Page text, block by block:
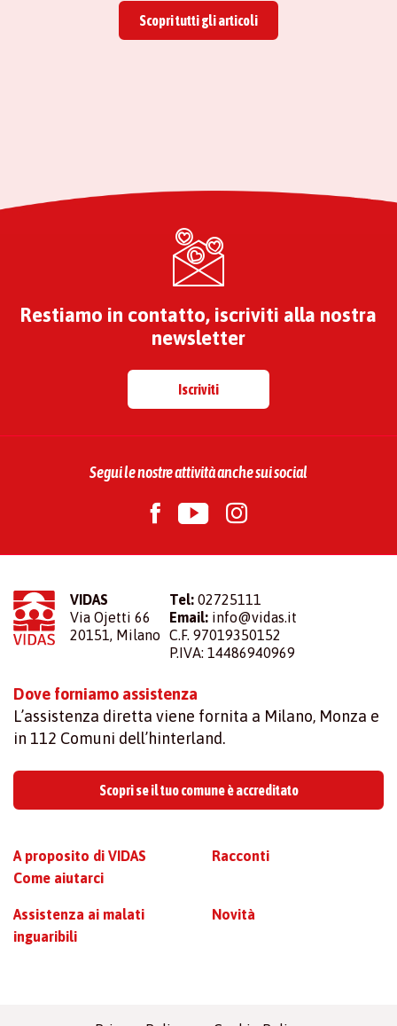
Scopri tutti gli articoli
Restiamo in contatto, iscriviti alla nostra
newsletter
Iscriviti
Segui le nostre attività anche sui social
VIDAS
Via Ojetti 66
20151, Milano
Tel: 02725111
Email: info@vidas.it
C.F. 97019350152
P.IVA: 14486940969
Dove forniamo assistenza
L’assistenza diretta viene fornita a Milano, Monza e
in 112 Comuni dell’hinterland.
Scopri se il tuo comune è accreditato
A proposito di VIDAS
Come aiutarci
Assistenza ai malati
inguaribili
Racconti
Novità